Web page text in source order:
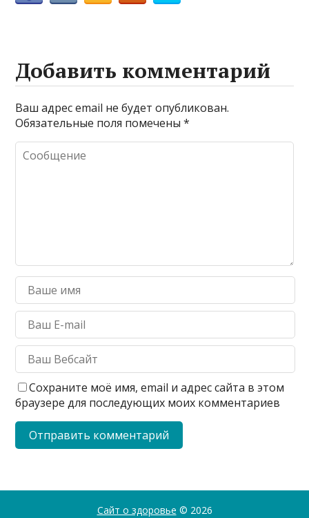
Добавить комментарий
Ваш адрес email не будет опубликован.
Обязательные поля помечены*
Сохраните моё имя, email и адрес сайта в этом
браузере для последующих моих комментариев
Сайт о здоровье © 2026